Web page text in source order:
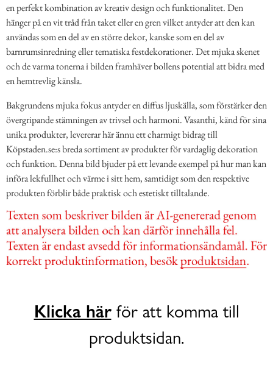
en perfekt kombination av kreativ design och funktionalitet. Den
hänger på en vit tråd från taket eller en gren vilket antyder att den kan
användas som en del av en större dekor, kanske som en del av
barnrumsinredning eller tematiska festdekorationer. Det mjuka skenet
och de varma tonerna i bilden framhäver bollens potential att bidra med
en hemtrevlig känsla.
Bakgrundens mjuka fokus antyder en diffus ljuskälla, som förstärker den
övergripande stämningen av trivsel och harmoni. Vasanthi, känd för sina
unika produkter, levererar här ännu ett charmigt bidrag till
Köpstaden.se:s breda sortiment av produkter för vardaglig dekoration
och funktion. Denna bild bjuder på ett levande exempel på hur man kan
införa lekfullhet och värme i sitt hem, samtidigt som den respektive
produkten förblir både praktisk och estetiskt tilltalande.
Klicka härför att komma till
produktsidan.